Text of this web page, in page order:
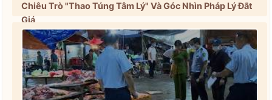
Chiêu Trò "Thao Túng Tâm Lý" Và Góc Nhìn Pháp Lý Đắt
Giá